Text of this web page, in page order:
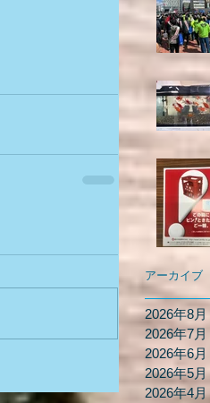
アーカイブ
2026年8月
2026年7月
2026年6月
2026年5月
2026年4月